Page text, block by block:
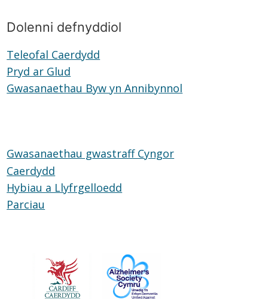
Dolenni defnyddiol
Teleofal Caerdydd
Pryd ar Glud
ar
Gwasanaethau Byw yn Annibynnol
Gwasanaethau gwastraff Cyngor
Caerdydd
Hybiau a Llyfrgelloedd
Parciau